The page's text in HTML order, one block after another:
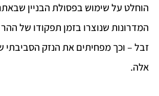
הוחלט על שימוש בפסולת הבניין
המדרונות שנוצרו בזמן תפקודו של
זבל – וכך מפחיתים את הנזק הסביבתי
אלה.